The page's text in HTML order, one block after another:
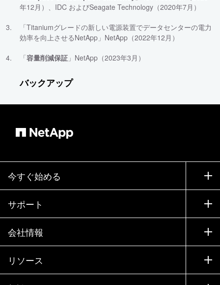
年12月）、IDC およびSeagate Technology（2020年7月）
「Titaniumグレードの新しい電源装置でデータセンターの電力
効率を向上させるNetApp」NetApp（2022年12月）
「容量削減保証 」NetApp（2023年3月）
バックアップ
今すぐ始める
購入方法
営業チームへのお問い合わせ
パートナーを検索
エグゼクティブ ブリーフィング
サポート
サポート
トレーニング
ドキュメント
ナレッジ ベース
会社情報
会社情報
パートナー
リソース